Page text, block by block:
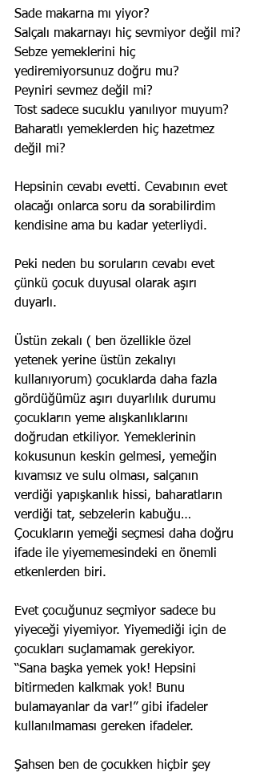
Sade makarna mı yiyor?
Salçalı makarnayı hiç sevmiyor değil mi?
Sebze yemeklerini hiç
yediremiyorsunuz doğru mu?
Peyniri sevmez değil mi?
Tost sadece sucuklu yanılıyor muyum?
Baharatlı yemeklerden hiç hazetmez
değil mi?
Hepsinin cevabı evetti. Cevabının evet
olacağı onlarca soru da sorabilirdim
kendisine ama bu kadar yeterliydi.
Peki neden bu soruların cevabı evet
çünkü çocuk duyusal olarak aşırı
duyarlı.
Üstün zekalı ( ben özellikle özel
yetenek yerine üstün zekalıyı
kullanıyorum) çocuklarda daha fazla
gördüğümüz aşırı duyarlılık durumu
çocukların yeme alışkanlıklarını
doğrudan etkiliyor. Yemeklerinin
kokusunun keskin gelmesi, yemeğin
kıvamsız ve sulu olması, salçanın
verdiği yapışkanlık hissi, baharatların
verdiği tat, sebzelerin kabuğu…
Çocukların yemeği seçmesi daha doğru
ifade ile yiyememesindeki en önemli
etkenlerden biri.
Evet çocuğunuz seçmiyor sadece bu
yiyeceği yiyemiyor. Yiyemediği için de
çocukları suçlamamak gerekiyor.
“Sana başka yemek yok! Hepsini
bitirmeden kalkmak yok! Bunu
bulamayanlar da var!” gibi ifadeler
kullanılmaması gereken ifadeler.
Şahsen ben de çocukken hiçbir şey